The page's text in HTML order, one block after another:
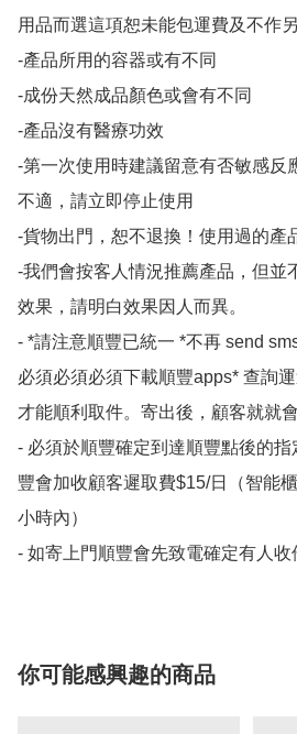
用品而選這項恕未能包運費及不作
-產品所用的容器或有不同
-成份天然成品顏色或會有不同
-產品沒有醫療功效
-第一次使用時建議留意有否敏感反
不適，請立即停止使用
-貨物出門，恕不退換！使用過的產
-我們會按客人情況推薦產品，但並
效果，請明白效果因人而異。
- *請注意順豐已統一 *不再 send
必須必須必須下載順豐apps* 查詢
才能順利取件。寄出後，顧客就就
- 必須於順豐確定到達順豐點後的
豐會加收顧客遲取費$15/日（智能
小時內）
- 如寄上門順豐會先致電確定有人收
你可能感興趣的商品